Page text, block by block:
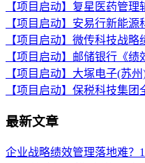
【项目启动】复星医药管理
【项目启动】安易行新能
【项目启动】微传科技战略
【项目启动】邮储银行《
【项目启动】大塚电子(苏
【项目启动】保税科技集
最新文章
企业战略绩效管理落地难？